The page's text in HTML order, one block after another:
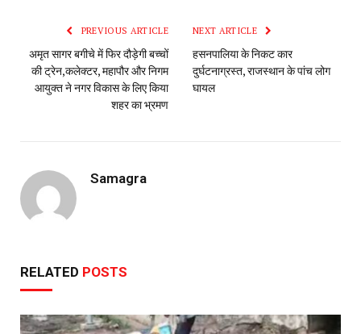
PREVIOUS ARTICLE
अमृत सागर बगीचे में फिर दौड़ेगी बच्चों
की ट्रेन,कलेक्टर, महापौर और निगम
आयुक्त ने नगर विकास के लिए किया
शहर का भ्रमण
NEXT ARTICLE
हसनपालिया के निकट कार
दुर्घटनाग्रस्त, राजस्थान के पांच लोग
घायल
Samagra
RELATED POSTS